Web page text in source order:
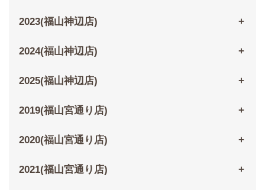
2023(福山神辺店)
2024(福山神辺店)
2025(福山神辺店)
2019(福山宮通り店)
2020(福山宮通り店)
2021(福山宮通り店)